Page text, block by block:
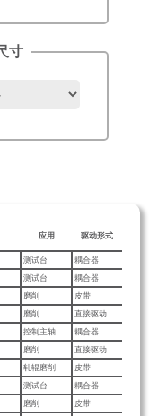
寸
应用 驱动形式
测试台
耦合器
测试台
耦合器
磨削
皮带
磨削
直接驱动
控制主轴
耦合器
磨削
直接驱动
轧辊磨削
皮带
测试台
耦合器
磨削
皮带